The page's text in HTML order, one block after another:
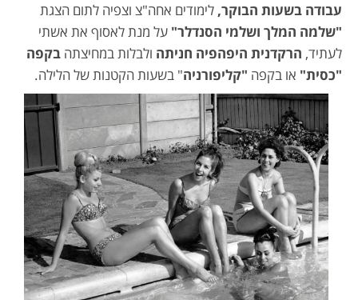
עבודה בשעות הבוקר, לימודים אחה"צ וצפיה לתום הצגת
"שלמה המלך ושלמי הסנדלר" על מנת לאסוף את אשתי
לעתיד, הרקדנית היפהפיה חניתה ולבלות במחיצתה בקפה
"כסית" או בקפה "קליפורניה" בשעות הקטנות של הלילה.